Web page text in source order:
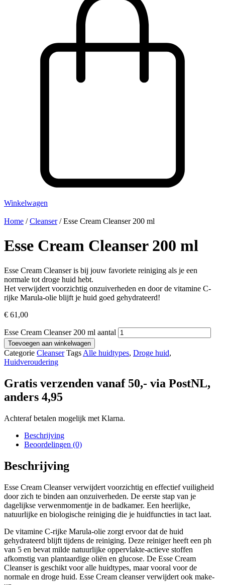
Winkelwagen
Home /Cleanser/ Esse Cream Cleanser 200 ml
Esse Cream Cleanser 200 ml
Esse Cream Cleanser is bij jouw favoriete reiniging als je een
normale tot droge huid hebt.
Het verwijdert voorzichtig onzuiverheden en door de vitamine C-
rijke Marula-olie blijft je huid goed gehydrateerd!
€ 61,00
Esse Cream Cleanser 200 ml aantal
Toevoegen aan winkelwagen
Categorie Cleanser Tags Alle huidtypes, Droge huid,
Huidveroudering
Gratis verzenden vanaf 50,- via PostNL,
anders 4,95
Achteraf betalen mogelijk met Klarna.
Beschrijving
Beoordelingen (0)
Beschrijving
Esse Cream Cleanser verwijdert voorzichtig en effectief vuiligheid
door zich te binden aan onzuiverheden. De eerste stap van je
dagelijkse verwenmomentje in de badkamer. Een heerlijke,
natuurlijke en biologische reiniging die je huidfuncties in tact laat.
De vitamine C-rijke Marula-olie zorgt ervoor dat de huid
gehydrateerd blijft tijdens de reiniging. Deze reiniger heeft een ph
van 5 en bevat milde natuurlijke oppervlakte-actieve stoffen
afkomstig van plantaardige oliën en glucose. De Esse Cream
Cleanser is geschikt voor alle huidtypes, maar vooral voor de
normale en droge huid. Esse Cream cleanser verwijdert ook make-